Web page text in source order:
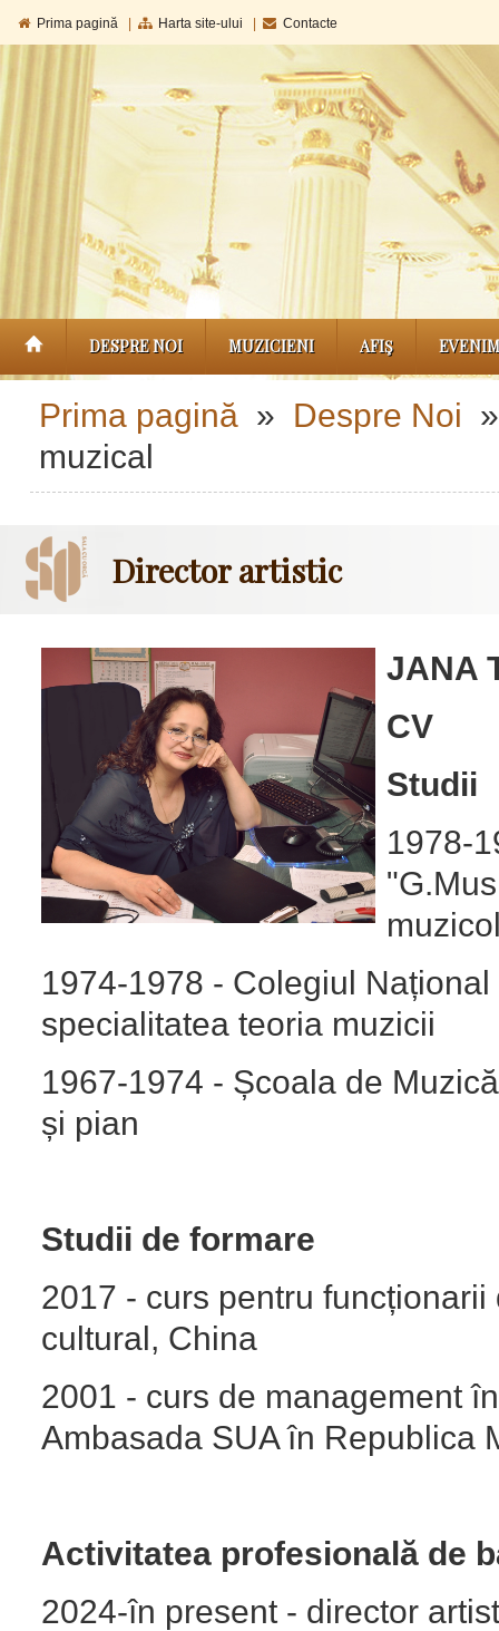
Prima pagină Harta site-ului Contacte
DESPRE NOI MUZICIENI AFIŞ
Prima pagină » Despre Noi
muzical
Director artistic
JANA
CV
Studii
1978-
1974-1978 - Colegiul
specialitatea teoria muzicii
1967-1974 - Școala de
și pian
Studii de formare
2017 - curs pentru
cultural, China
2001 - curs de management
Ambasada SUA în Republica
Activitatea profesională de
2024-în present - director